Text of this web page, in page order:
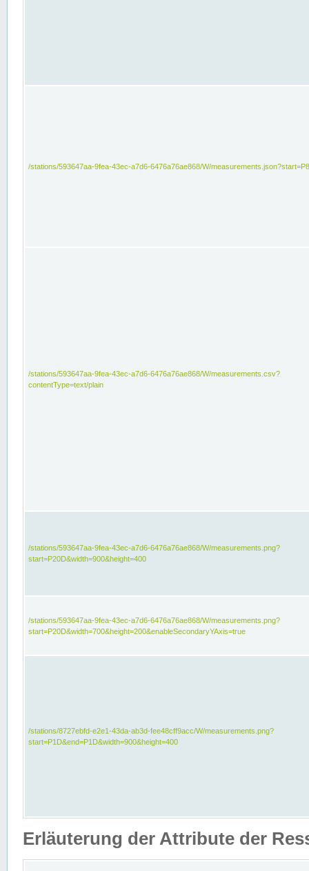
/stations/593647aa-9fea-43ec-a7d6-6476a76ae868/W/
/stations/593647aa-9fea-43ec-a7d6-6476a76ae868/W/measurements.csv?
contentType=text/plain
/stations/593647aa-9fea-43ec-a7d6-6476a76ae868/W/measurements.png?
start=P20D&width=900&height=400
/stations/593647aa-9fea-43ec-a7d6-6476a76ae868/W/measurements.png?
start=P20D&width=700&height=200&enableSecondaryYAxis=true
/stations/8727ebfd-e2e1-43da-ab3d-fee48cff9acc/W/measurements.png?
start=P1D&end=P1D&width=900&height=400
Erläuterung der Attribute der